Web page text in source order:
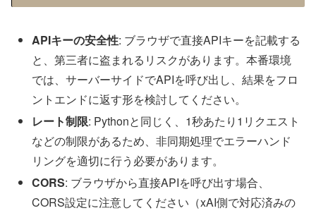
APIキーの安全性: ブラウザで直接APIキーを記載する
と、第三者に盗まれるリスクがあります。本番環境
では、サーバーサイドでAPIを呼び出し、結果をフロ
ントエンドに返す形を検討してください。
レート制限: Pythonと同じく、1秒あたり1リクエスト
などの制限があるため、非同期処理でエラーハンド
リングを適切に行う必要があります。
CORS: ブラウザから直接APIを呼び出す場合、
CORS設定に注意してください（xAI側で対応済みの